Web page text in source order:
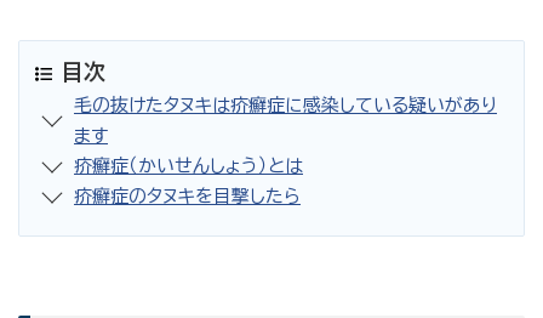
目次
毛の抜けたタヌキは疥癬症に感染している疑いがあり
ます
疥癬症（かいせんしょう）とは
疥癬症のタヌキを目撃したら